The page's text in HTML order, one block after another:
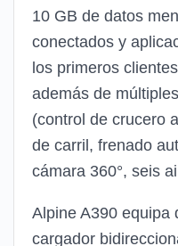
10 GB de datos
conectados y
los primeros
además de
(control de crucero
de carril, frenado
cámara 360°, seis
Alpine A390 equipa
cargador